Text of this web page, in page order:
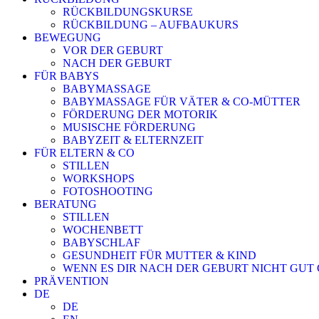
RÜCKBILDUNGSKURSE
RÜCKBILDUNG – AUFBAUKURS
BEWEGUNG
VOR DER GEBURT
NACH DER GEBURT
FÜR BABYS
BABYMASSAGE
BABYMASSAGE FÜR VÄTER & CO-MÜTTER
FÖRDERUNG DER MOTORIK
MUSISCHE FÖRDERUNG
BABYZEIT & ELTERNZEIT
FÜR ELTERN & CO
STILLEN
WORKSHOPS
FOTOSHOOTING
BERATUNG
STILLEN
WOCHENBETT
BABYSCHLAF
GESUNDHEIT FÜR MUTTER & KIND
WENN ES DIR NACH DER GEBURT NICHT GUT
PRÄVENTION
DE
DE